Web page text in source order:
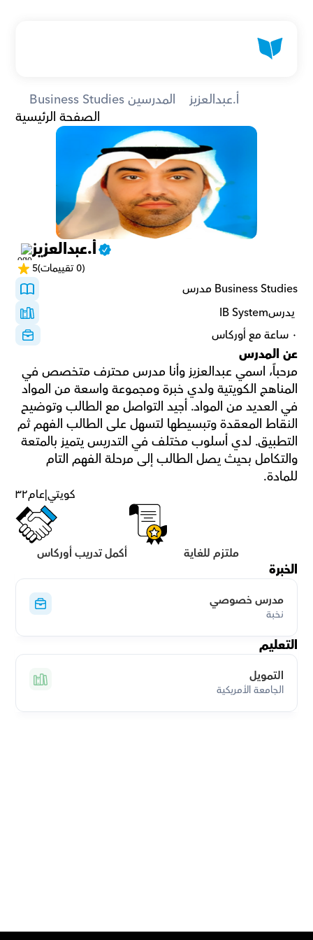
الصفحة الرئيسية
Business Studies المدرسين أ.عبدالعزيز
أ.عبدالعزيز
5 (0 تقييمات)
Business Studies مدرس
يدرسIB System
٠ ساعة مع أوركاس
عن المدرس
للمادة.
٣٢عام|كويتي
ملتزم للغاية أكمل تدريب أوركاس
الخبرة
مدرس خصوصي
نخبة
التعليم
التمويل
الجامعة الأمريكية